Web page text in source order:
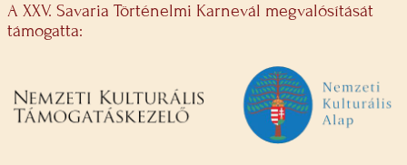
A XXV. Savaria Történelmi Karnevál megvalósítását
támogatta: